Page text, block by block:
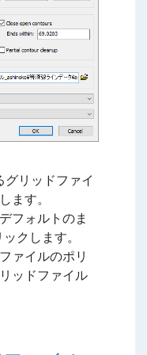
グリッドファイ
ます。
フォルトのま
クします。
ァイルのポリ
ッドファイル